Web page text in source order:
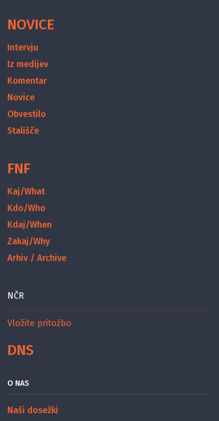
NOVICE
Intervju
Iz medijev
Komentar
Novice
Obvestilo
Stališče
FNF
Kaj/What
Kdo/Who
Kdaj/When
Zakaj/Why
Arhiv / Archive
NČR
Vložite pritožbo
DNS
O NAS
Naši dosežki